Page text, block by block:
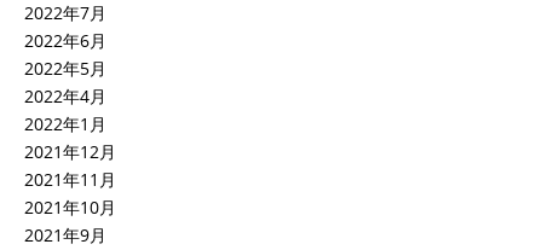
2022年7月
2022年6月
2022年5月
2022年4月
2022年1月
2021年12月
2021年11月
2021年10月
2021年9月